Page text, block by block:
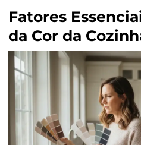
Fatores
da Cor da